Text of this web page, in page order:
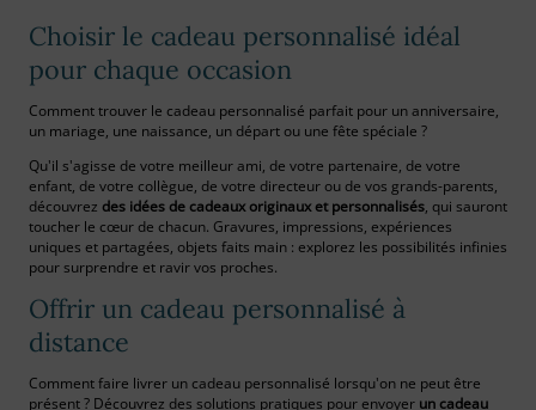
Choisir le cadeau personnalisé idéal
pour chaque occasion
Comment trouver le cadeau personnalisé parfait pour un anniversaire,
un mariage, une naissance, un départ ou une fête spéciale ?
Qu'il s'agisse de votre meilleur ami, de votre partenaire, de votre
enfant, de votre collègue, de votre directeur ou de vos grands-parents,
découvrez des idées de cadeaux originaux et personnalisés, qui sauront
toucher le cœur de chacun. Gravures, impressions, expériences
uniques et partagées, objets faits main : explorez les possibilités infinies
pour surprendre et ravir vos proches.
Offrir un cadeau personnalisé à
distance
Comment faire livrer un cadeau personnalisé lorsqu'on ne peut être
présent ? Découvrez des solutions pratiques pour envoyer un cadeau